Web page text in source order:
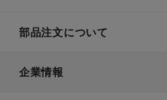
部品注文について
企業情報